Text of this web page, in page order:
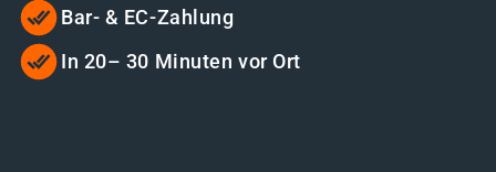
Bar- & EC-Zahlung
In 20– 30 Minuten vor Ort